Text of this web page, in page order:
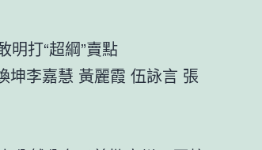
明打“超綱”賣點
李嘉慧 黃麗霞 伍詠言 張